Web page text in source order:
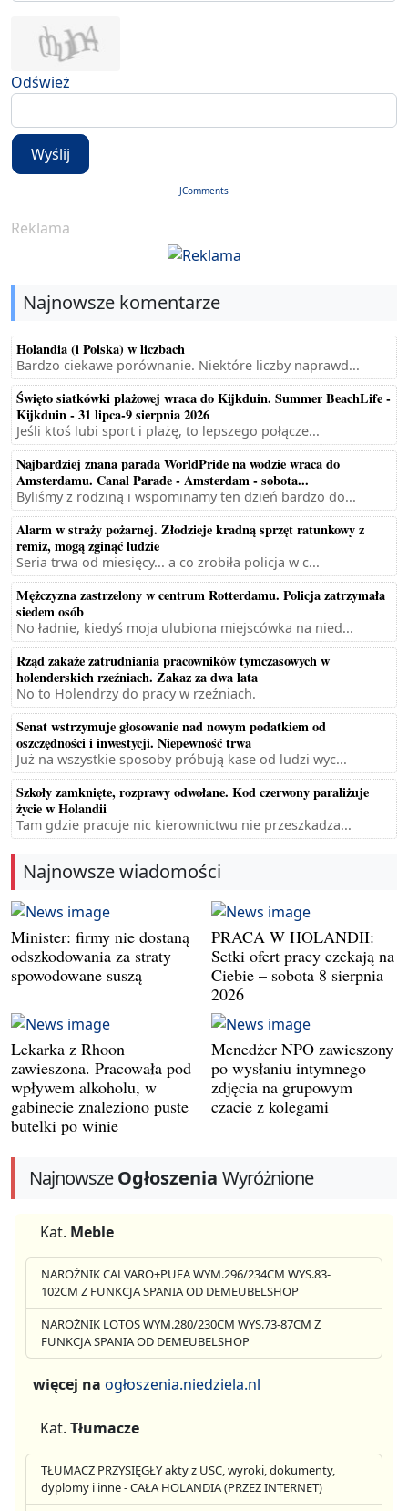
Odśwież
Wyślij
JComments
Reklama
Najnowsze komentarze
Holandia (i Polska) w liczbach
Bardzo ciekawe porównanie. Niektóre liczby naprawd...
Święto siatkówki plażowej wraca do Kijkduin. Summer BeachLife -
Kijkduin - 31 lipca-9 sierpnia 2026
Jeśli ktoś lubi sport i plażę, to lepszego połącze...
Najbardziej znana parada WorldPride na wodzie wraca do
Amsterdamu. Canal Parade - Amsterdam - sobota...
Byliśmy z rodziną i wspominamy ten dzień bardzo do...
Alarm w straży pożarnej. Złodzieje kradną sprzęt ratunkowy z
remiz, mogą zginąć ludzie
Seria trwa od miesięcy... a co zrobiła policja w c...
Mężczyzna zastrzelony w centrum Rotterdamu. Policja zatrzymała
siedem osób
No ładnie, kiedyś moja ulubiona miejscówka na nied...
Rząd zakaże zatrudniania pracowników tymczasowych w
holenderskich rzeźniach. Zakaz za dwa lata
No to Holendrzy do pracy w rzeźniach.
Senat wstrzymuje głosowanie nad nowym podatkiem od
oszczędności i inwestycji. Niepewność trwa
Już na wszystkie sposoby próbują kase od ludzi wyc...
Szkoły zamknięte, rozprawy odwołane. Kod czerwony paraliżuje
życie w Holandii
Tam gdzie pracuje nic kierownictwu nie przeszkadza...
Najnowsze wiadomości
Minister: firmy nie dostaną
odszkodowania za straty
spowodowane suszą
PRACA W HOLANDII:
Setki ofert pracy czekają na
Ciebie – sobota 8 sierpnia
2026
Lekarka z Rhoon
zawieszona. Pracowała pod
wpływem alkoholu, w
gabinecie znaleziono puste
butelki po winie
Menedżer NPO zawieszony
po wysłaniu intymnego
zdjęcia na grupowym
czacie z kolegami
NajnowszeOgłoszenia Wyróżnione
Kat. Meble
NAROŻNIK CALVARO+PUFA WYM.296/234CM WYS.83-
102CM Z FUNKCJA SPANIA OD DEMEUBELSHOP
NAROŻNIK LOTOS WYM.280/230CM WYS.73-87CM Z
FUNKCJA SPANIA OD DEMEUBELSHOP
więcej na ogłoszenia.niedziela.nl
Kat. Tłumacze
TŁUMACZ PRZYSIĘGŁY akty z USC, wyroki, dokumenty,
dyplomy i inne - CAŁA HOLANDIA (PRZEZ INTERNET)